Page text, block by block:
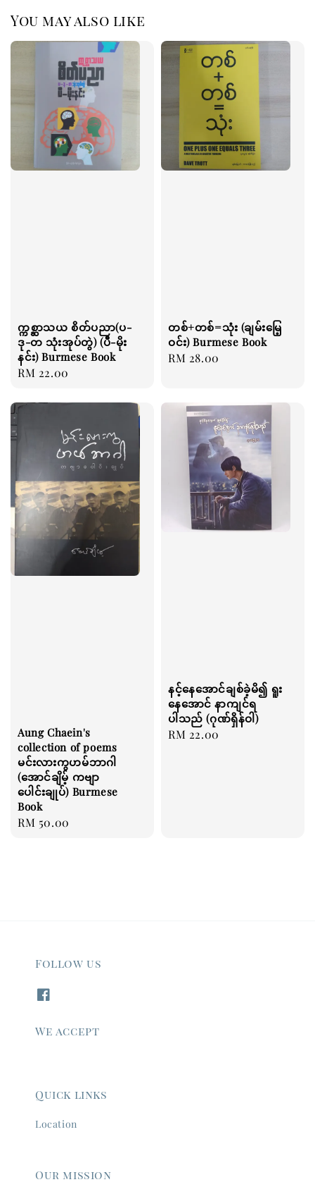
You may also like
က္ကစ္ဆာသယ စိတ်ပညာ(ပ-
ဒု-တ သုံးအုပ်တွဲ) (ပီ-မိုး
နင်း) Burmese Book
Regular
RM 22.00
တစ်+တစ်=သုံး (ချမ်းမြေ့
ဝင်း) Burmese Book
Regular
RM 28.00
Aung Chaein's
collection of poems
မင်းလားကွဟမ်ဘာဂါ
(အောင်ချိမ့် ကဗျာ
ပေါင်းချုပ်) Burmese
Book
Regular
RM 50.00
နင့်နေအောင်ချစ်ခဲ့မိ၍ ရူး
နေအောင် နာကျင်ရ
ပါသည် (ဂုဏ်ရှိန်ဝါ)
Regular
RM 22.00
Follow us
We accept
Quick links
Location
Our mission